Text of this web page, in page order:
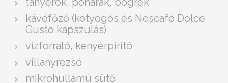
kávéfőző (kotyogós és Nescafé Dolce
Gusto kapszulás)
vízforraló, kenyérpirító
villanyrezsó
mikrohullámú sütő